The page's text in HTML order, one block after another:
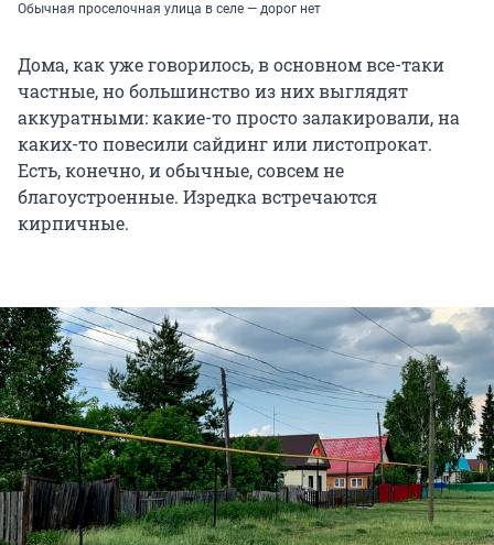
Обычная проселочная улица в селе — дорог нет
Дома, как уже говорилось, в основном все-таки
частные, но большинство из них выглядят
аккуратными: какие-то просто залакировали, на
каких-то повесили сайдинг или листопрокат.
Есть, конечно, и обычные, совсем не
благоустроенные. Изредка встречаются
кирпичные.